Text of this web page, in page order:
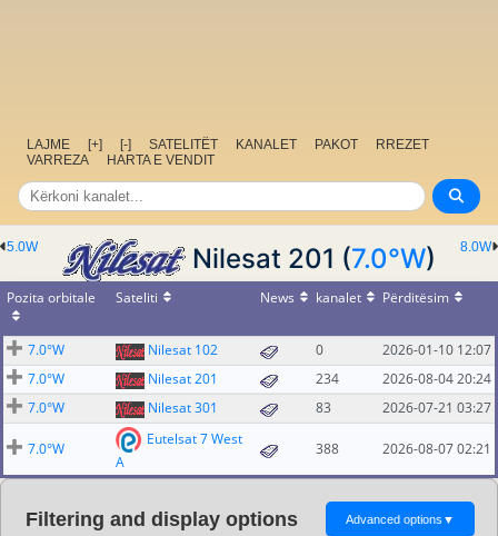
LAJME [+] [-] SATELITËT KANALET PAKOT
RREZET
VARREZA
HARTA E VENDIT
8.0W
5.0W Nilesat 201 (7.0°W)
Pozita orbitale Sateliti News kanalet Përditësim
7.0°W Nilesat 102 0
2026-01-10 12:07
7.0°W
Nilesat 201 234
2026-08-04 20:24
7.0°W
Nilesat 301 83 2026-07-21 03:27
7.0°W
Eutelsat 7 West
A
388 2026-08-07 02:21
Filtering and display options Advanced options ▼